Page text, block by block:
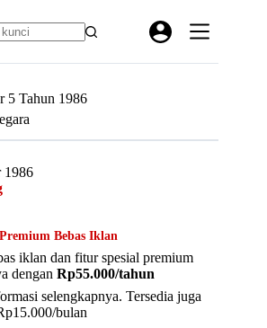
5 Tahun 1986
1986
Bebas Iklan
iklan dan fitur spesial premium
dengan Rp55.000/tahun
selengkapnya. Tersedia juga
bulan